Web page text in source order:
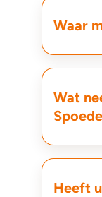
Waar
Wat
Heeft